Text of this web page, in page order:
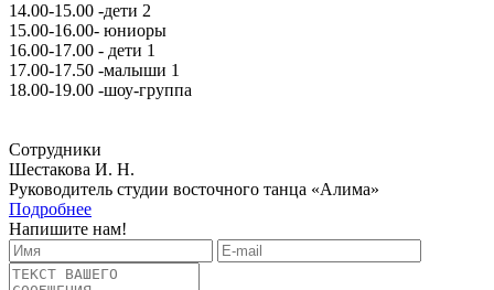
14.00-15.00 -дети 2
15.00-16.00- юниоры
16.00-17.00 - дети 1
17.00-17.50 -малыши 1
18.00-19.00 -шоу-группа
Сотрудники
Шестакова И. Н.
Руководитель студии восточного танца «Алима»
Подробнее
Напишите нам!